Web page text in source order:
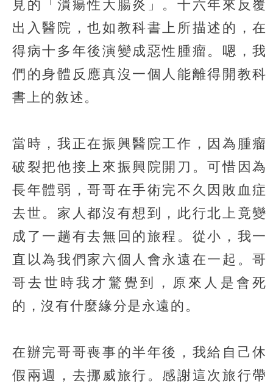
見的「潰瘍性大腸炎」。十六年來反覆
出入醫院，也如教科書上所描述的，在
得病十多年後演變成惡性腫瘤。嗯，我
們的身體反應真沒一個人能離得開教科
書上的敘述。
當時，我正在振興醫院工作，因為腫瘤
破裂把他接上來振興院開刀。可惜因為
長年體弱，哥哥在手術完不久因敗血症
去世。家人都沒有想到，此行北上竟變
成了一趟有去無回的旅程。從小，我一
直以為我們家六個人會永遠在一起。哥
哥去世時我才驚覺到，原來人是會死
的，沒有什麼緣分是永遠的。
在辦完哥哥喪事的半年後，我給自己休
假兩週，去挪威旅行。感謝這次旅行帶